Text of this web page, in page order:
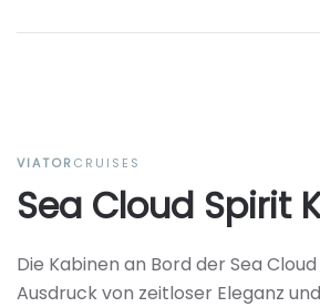
VIATORCRUISES
Sea Cloud Spirit
Die Kabinen an Bord der Sea Cloud
Ausdruck von zeitloser Eleganz